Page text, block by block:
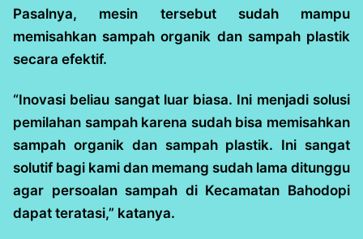
Pasalnya, mesin tersebut sudah mampu
memisahkan sampah organik dan sampah plastik
secara efektif.
“Inovasi beliau sangat luar biasa. Ini menjadi solusi
pemilahan sampah karena sudah bisa memisahkan
sampah organik dan sampah plastik. Ini sangat
solutif bagi kami dan memang sudah lama ditunggu
agar persoalan sampah di Kecamatan Bahodopi
dapat teratasi,” katanya.